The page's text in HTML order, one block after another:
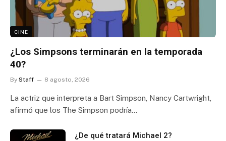
CINE
¿Los Simpsons terminarán en la temporada
40?
By Staff 8 agosto, 2026
La actriz que interpreta a Bart Simpson, Nancy Cartwright,
afirmó que los The Simpson podría…
¿De qué tratará Michael 2?